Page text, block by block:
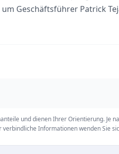
Geschäftsführer Patrick
Wert auf eine
bietet die Einrichtung ein
für Betroffene und
im Pflegealltag
zwischen 09:00 und
und dienen Ihrer Orientierung. Je
Informationen wenden Sie